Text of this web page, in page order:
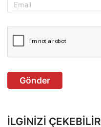
Gönder
İLGINIZI ÇEKEBILIR